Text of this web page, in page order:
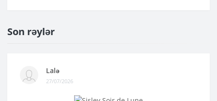
Son rəylər
Lalə
27/07/2026